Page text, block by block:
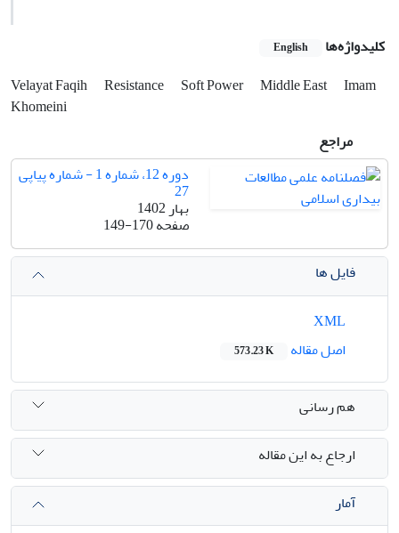
کلیدواژه‌ها English
Velayat Faqih Resistance Soft Power Middle East Imam
Khomeini
مراجع
دوره 12، شماره 1 - شماره پیاپی
27
بهار 1402
صفحه149-170
فایل ها
اصل مقاله
573.23 K
هم رسانی
ارجاع به این مقاله
آمار